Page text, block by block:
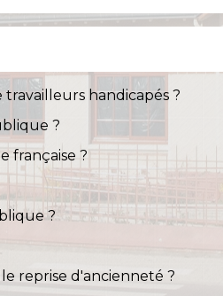
handicapés ?
?
française ?
?
reprise d'ancienneté ?